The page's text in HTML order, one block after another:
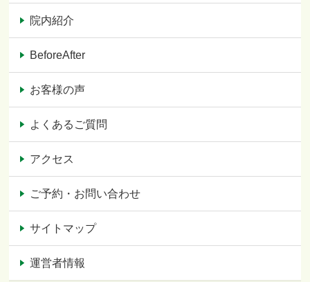
院内紹介
BeforeAfter
お客様の声
よくあるご質問
アクセス
ご予約・お問い合わせ
サイトマップ
運営者情報